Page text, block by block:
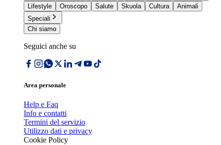
Lifestyle
Oroscopo Salute Skuola Cultura
Animali
Speciali
Chi siamo
Seguici anche su
Area personale
Help e Faq
Info e contatti
Termini del servizio
Utilizzo dati e privacy
Cookie Policy